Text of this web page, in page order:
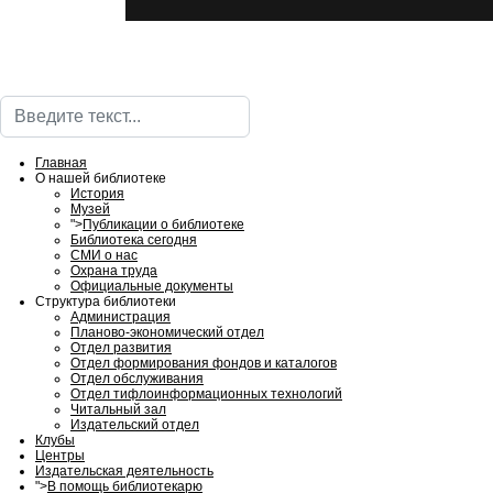
Поиск
Главная
О нашей библиотеке
История
Музей
">Публикации о библиотеке
Библиотека сегодня
СМИ о нас
Охрана труда
Официальные документы
Структура библиотеки
Администрация
Планово-экономический отдел
Отдел развития
Отдел формирования фондов и каталогов
Отдел обслуживания
Отдел тифлоинформационных технологий
Читальный зал
Издательский отдел
Клубы
Центры
Издательская деятельность
">В помощь библиотекарю